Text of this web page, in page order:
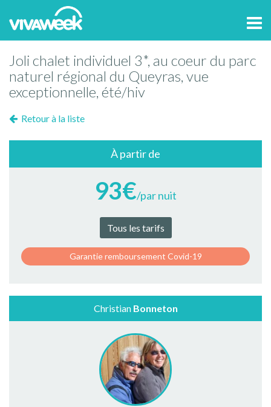
Joli chalet individuel 3*, au coeur du parc
naturel régional du Queyras, vue
exceptionnelle, été/hiv
Retour à la liste
À partir de
93€/par nuit
Tous les tarifs
Garantie remboursement Covid-19
Christian Bonneton